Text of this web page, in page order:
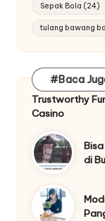
Sepak Bola (24)
tulang bawang
#Baca
Trustworthy
Casino
di